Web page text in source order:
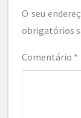
O seu
obrigatórios
Comentário *